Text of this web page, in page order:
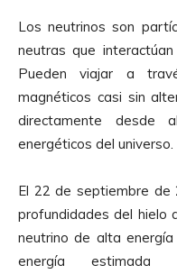
Los neutrinos son
neutras que
Pueden viajar a
magnéticos casi sin
directamente desde
energéticos del universo.
El 22 de septiembre
profundidades del
neutrino de alta
energía estimada